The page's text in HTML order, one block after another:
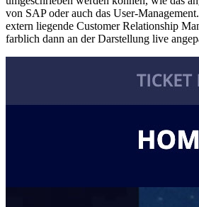
von SAP oder auch das User-
extern liegende Customer Relationship
farblich dann an der Darstellung live